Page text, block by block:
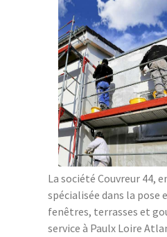
La société Couvreur 44,
spécialisée dans la pose
fenêtres, terrasses et
service à Paulx Loire